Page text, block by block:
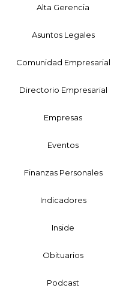
Alta Gerencia
Asuntos Legales
Comunidad Empresarial
Directorio Empresarial
Empresas
Eventos
Finanzas Personales
Indicadores
Inside
Obituarios
Podcast